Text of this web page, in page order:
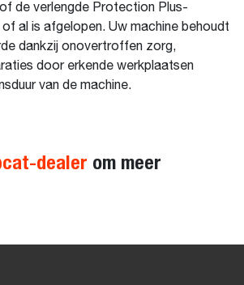
de verlengde Protection Plus-
al is afgelopen. Uw machine behoudt
dankzij onovertroffen zorg,
door erkende werkplaatsen
van de machine.
dealer om meer